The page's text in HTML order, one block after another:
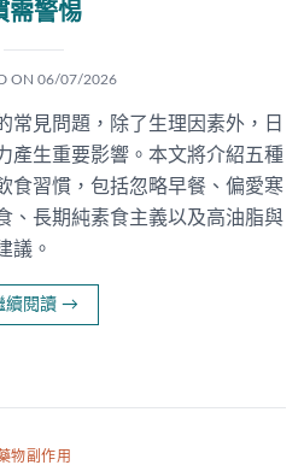
需警惕
ON 06/07/2026
常見問題，除了生理因素外，日
產生重要影響。本文將介紹五種
食習慣，包括忽略早餐、偏愛寒
、長期純素食主義以及高油脂與
議。
續閱讀 →
物副作用